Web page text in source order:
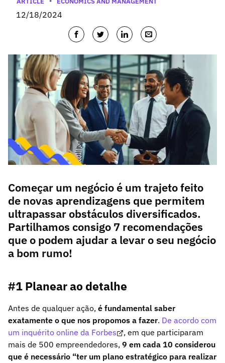
12/18/2024
Começar um negócio é um trajeto feito
de novas aprendizagens que permitem
ultrapassar obstáculos diversificados.
Partilhamos consigo 7 recomendações
que o podem ajudar a levar o seu negócio
a bom rumo!
#1 Planear ao detalhe
Antes de qualquer ação, é fundamental saber
exatamente o que nos propomos a fazer. De acordo com
um inquérito online da Forbes
, em que participaram
mais de 500 empreendedores, 9 em cada 10 considerou
que é necessário “ter um plano estratégico para realizar